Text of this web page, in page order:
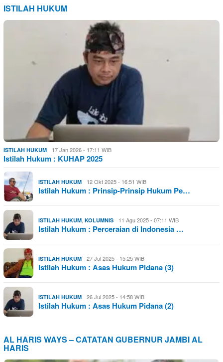
ISTILAH HUKUM
ISTILAH HUKUM 17 Jan 2026 - 17:11 WIB
Istilah Hukum : KUHAP 2025
ISTILAH HUKUM 12 Okt 2025 - 16:51 WIB
Istilah Hukum : Prinsip-Prinsip Hukum Pe…
ISTILAH HUKUM, KOLUMNIS 11 Agu 2025 - 07:11 WIB
Istilah Hukum : Perceraian di Indonesia …
ISTILAH HUKUM 27 Jul 2025 - 15:25 WIB
Istilah Hukum : Asas Hukum Pidana (3)
ISTILAH HUKUM 26 Jul 2025 - 14:58 WIB
Istilah Hukum : Asas Hukum Pidana (2)
AL HARIS WAYS – CATATAN GUBERNUR JAMBI AL
HARIS